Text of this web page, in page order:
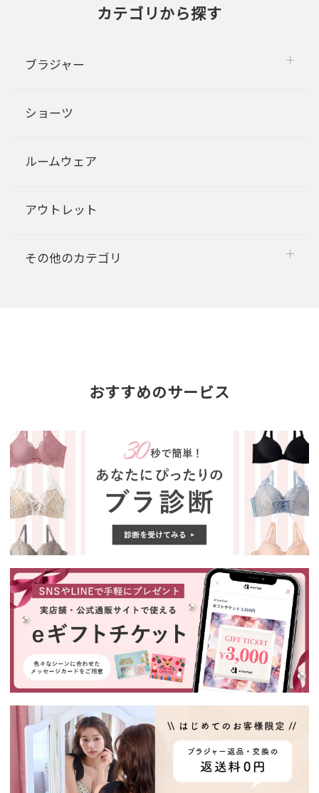
カテゴリから探す
ブラジャー
ショーツ
ルームウェア
アウトレット
その他のカテゴリ
おすすめのサービス